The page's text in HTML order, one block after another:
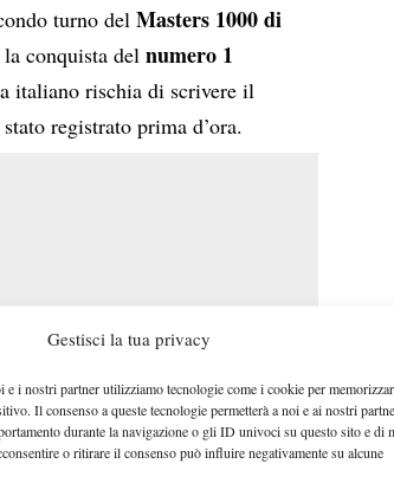
Gestisci la tua privacy
i nostri partner utilizziamo tecnologie come i cookie per
Il consenso a queste tecnologie permetterà a noi e ai nostri
durante la navigazione o gli ID univoci su questo sito e di
o ritirare il consenso può influire negativamente su alcune
turno delMasters 1000 di
la conquista delnumero 1
italiano rischia di scrivere il
registrato prima d’ora.